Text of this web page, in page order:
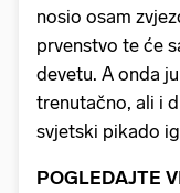
nosio osam
prvenstvo te će
devetu. A onda
trenutačno, ali i
svjetski pikado
POGLEDAJTE